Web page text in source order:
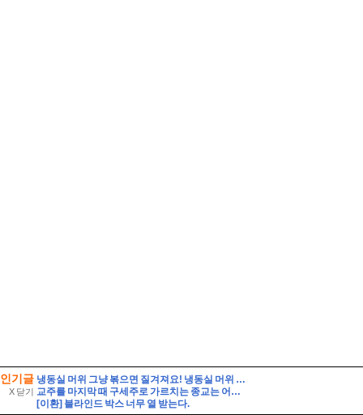
인기글
X 닫기
냉동실 머위 그냥 볶으면 질겨져요! 냉동실 머위 볶음 요리 할 때 주의사항
교주를 마지막 때 구세주로 가르치는 종교는 어떻게 되는가? 상세히
[이환] 블라인드 박스 너무 열 받는다.